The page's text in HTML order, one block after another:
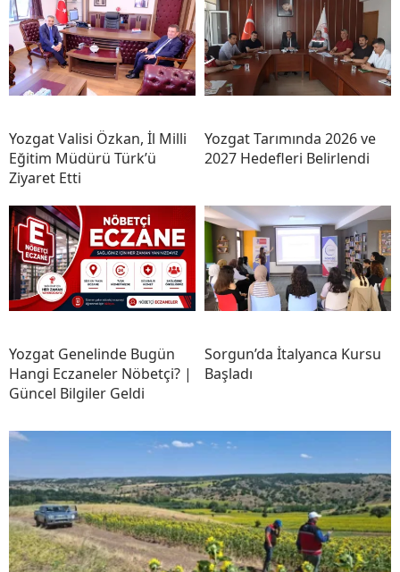
Yozgat Valisi Özkan, İl Milli
Eğitim Müdürü Türk’ü
Ziyaret Etti
Yozgat Tarımında 2026 ve
2027 Hedefleri Belirlendi
Yozgat Genelinde Bugün
Hangi Eczaneler Nöbetçi? |
Güncel Bilgiler Geldi
Sorgun’da İtalyanca Kursu
Başladı